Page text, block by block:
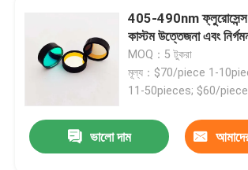
405-490nm ফ্লুরোসেন্স
কাস্টম উত্তেজনা এবং নির্গমন
MOQ：5 টুকরা
মূল্য：$70/piece 1-
11-50pieces; $60/
ভালো দাম